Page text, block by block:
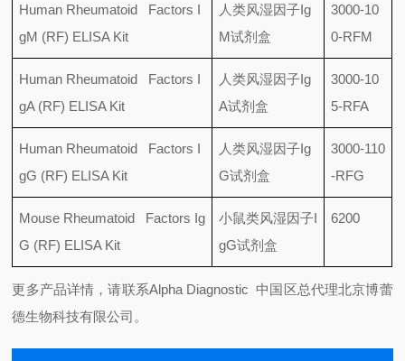
Human Rheumatoid Factors I
gM (RF) ELISA Kit
人类风湿因子Ig
M试剂盒
3000-10
0-RFM
Human Rheumatoid Factors I
gA (RF) ELISA Kit
人类风湿因子Ig
A试剂盒
3000-10
5-RFA
Human Rheumatoid Factors I
gG (RF) ELISA Kit
人类风湿因子Ig
G试剂盒
3000-110
-RFG
Mouse Rheumatoid Factors Ig
G (RF) ELISA Kit
小鼠类风湿因子I
gG试剂盒
6200
更多产品详情，请联系Alpha Diagnostic 中国区总代理北京博蕾
德生物科技有限公司。